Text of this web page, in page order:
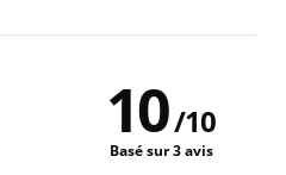
10/10
Basé sur 3 avis